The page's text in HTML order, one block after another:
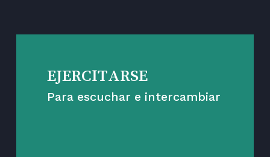
EJERCITARSE
Para escuchar e intercambiar